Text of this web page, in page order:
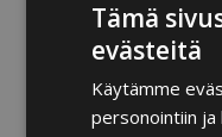
Millaisia
Asiakkaana sinulla
– Pyytää
Tämä
evästeitä
Käytämme
personointiin ja